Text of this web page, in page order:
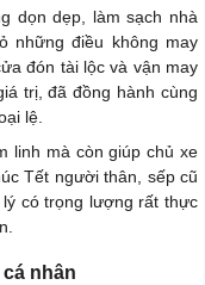
dọn dẹp, làm sạch nhà
những điều không may
đón tài lộc và vận may
trị, đã đồng hành cùng
lệ.
linh mà còn giúp chủ xe
Tết người thân, sếp cũ
có trọng lượng rất thực
nhân